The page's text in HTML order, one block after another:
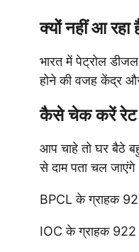
क्यों नहीं आ रहा
भारत में पेट्रोल
होने की वजह केंद्र
कैसे चेक करें रेट
आप चाहे तो घर बैठे
से दाम पता चल जाएंगे
BPCL के ग्राहक
IOC के ग्राहक